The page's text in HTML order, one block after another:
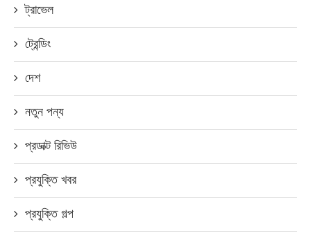
ট্রাভেল
ট্রেন্ডিং
দেশ
নতুন পন্য
প্রডাক্ট রিভিউ
প্রযুক্তি খবর
প্রযুক্তি গল্প